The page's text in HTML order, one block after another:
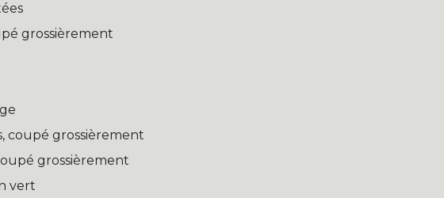
grossièrement
coupé grossièrement
grossièrement
vert